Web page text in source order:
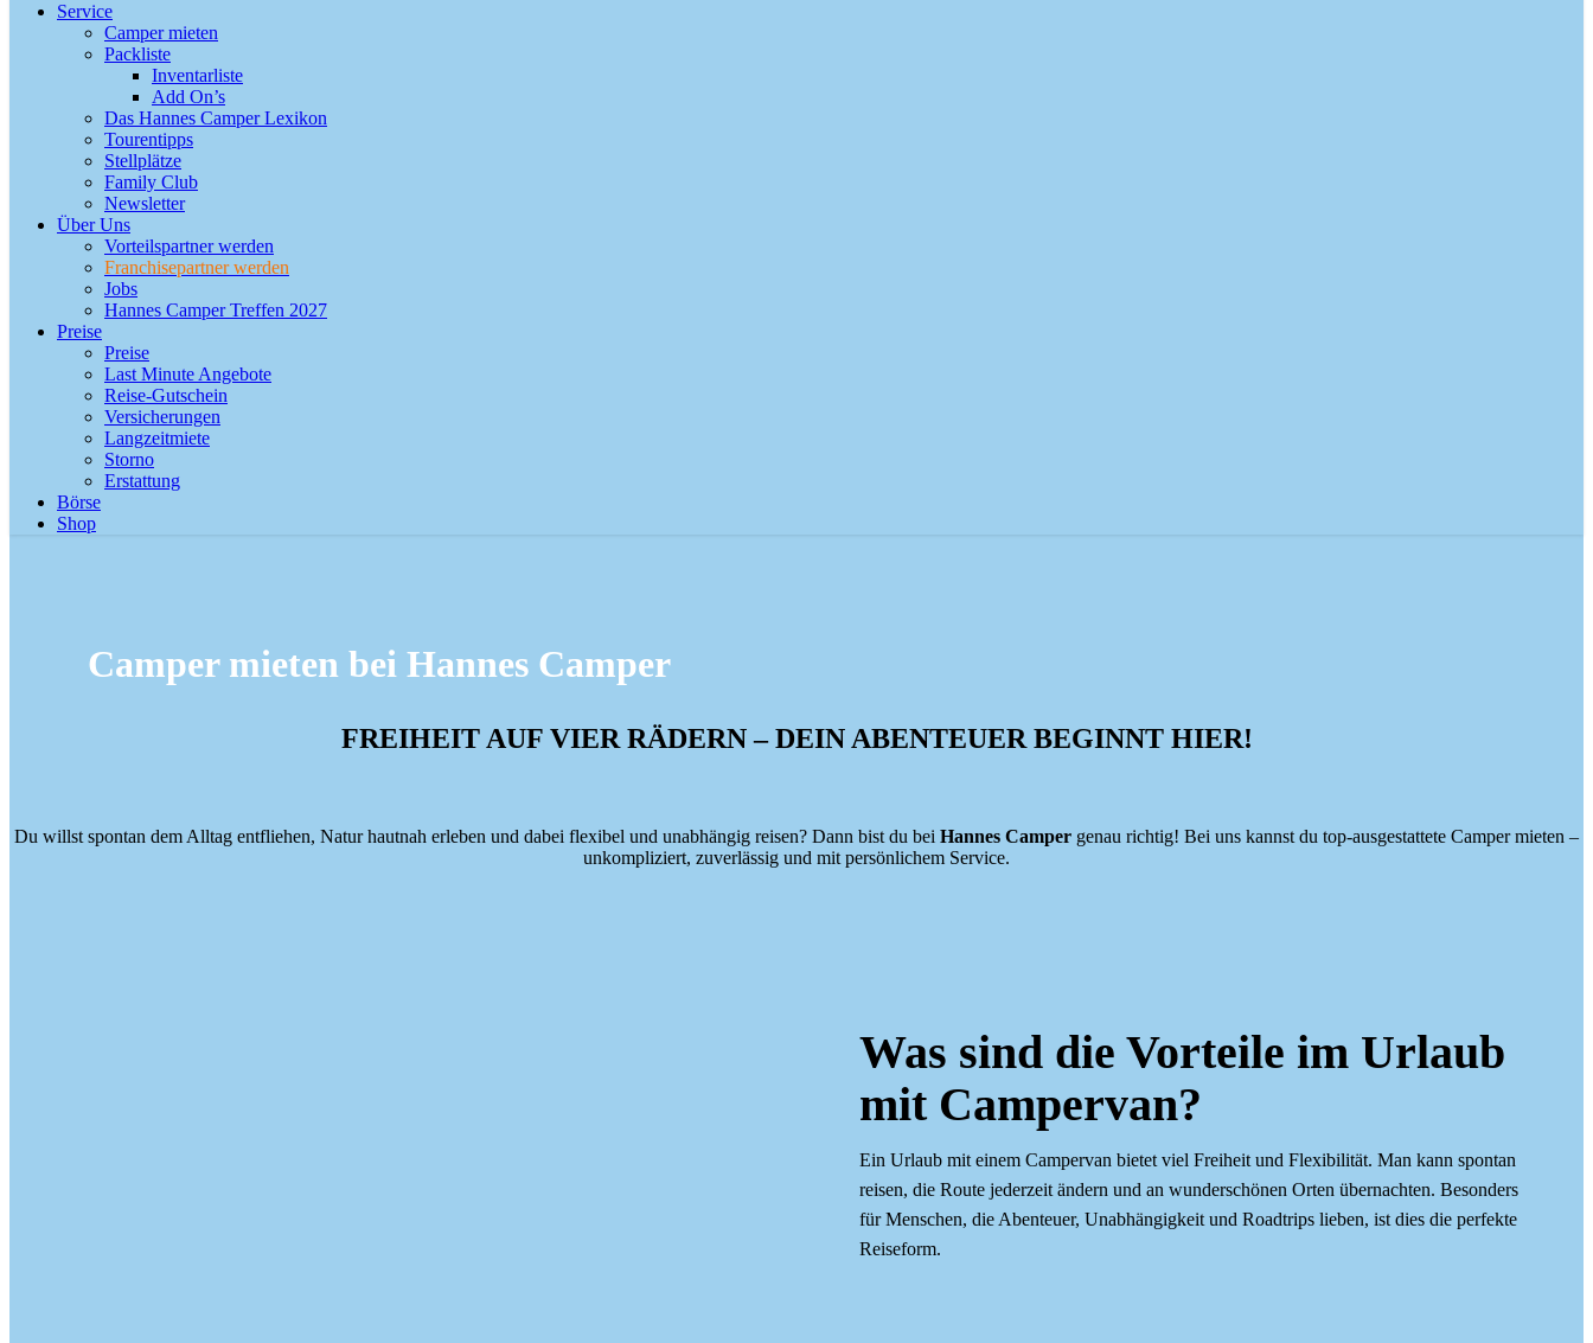
Service
Camper mieten
Packliste
Inventarliste
Add On’s
Das Hannes Camper Lexikon
Tourentipps
Stellplätze
Family Club
Newsletter
Über Uns
Vorteils­partner werden
Franchisepartner werden
Jobs
Hannes Camper Treffen 2027
Preise
Preise
Last Minute Angebote
Reise-Gutschein
Versicherungen
Langzeit­miete
Storno
Erstattung
Börse
Shop
Camper mieten bei Hannes Camper
FREIHEIT AUF VIER RÄDERN – DEIN ABENTEUER BEGINNT HIER!
Du willst spontan dem Alltag entfliehen, Natur hautnah erleben und dabei flexibel und unabhängig reisen? Dann bist du bei Hannes Camper genau richtig! Bei uns kannst du top-ausgestattete Camper mieten –
unkompliziert, zuverlässig und mit persönlichem Service.
Was sind die Vorteile im Urlaub
mit Campervan?
Ein Urlaub mit einem Campervan bietet viel Freiheit und Flexibilität. Man kann spontan
reisen, die Route jederzeit ändern und an wunderschönen Orten übernachten. Besonders
für Menschen, die Abenteuer, Unabhängigkeit und Roadtrips lieben, ist dies die perfekte
Reiseform.